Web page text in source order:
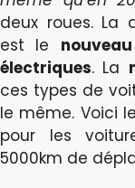
deux roues. La
est le
électriques. La
ces types de
le même. Voici
pour les
5000km de